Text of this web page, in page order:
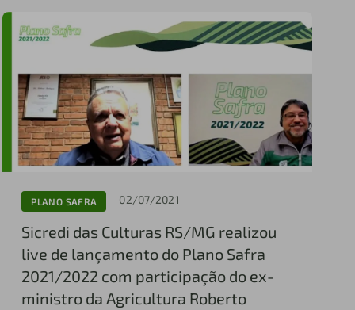
PLANO SAFRA 02/07/2021
Sicredi das Culturas RS/MG realizou
live de lançamento do Plano Safra
2021/2022 com participação do ex-
ministro da Agricultura Roberto